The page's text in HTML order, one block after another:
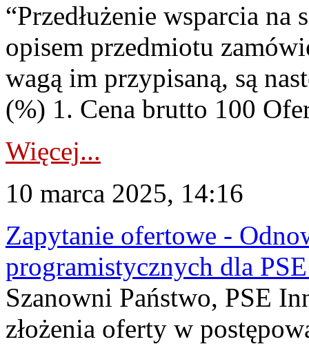
“Przedłużenie wsparcia
opisem przedmiotu
wagą im przypisaną, są
(%) 1. Cena brutto 100
Więcej...
10 marca 2025, 14:16
Zapytanie ofertowe -
programistycznych dla
Szanowni Państwo, PSE
złożenia oferty w